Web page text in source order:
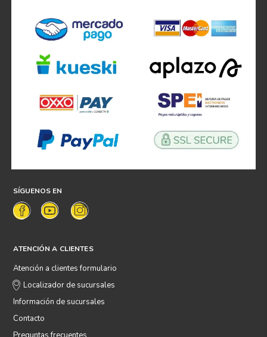
SÍGUENOS EN
ATENCIÓN A CLIENTES
Atención a clientes formulario
Localizador de sucursales
Información de sucursales
Contacto